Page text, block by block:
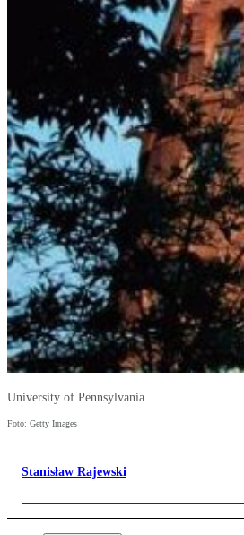
University of Pennsylvania
Foto: Getty Images
Stanisław Rajewski